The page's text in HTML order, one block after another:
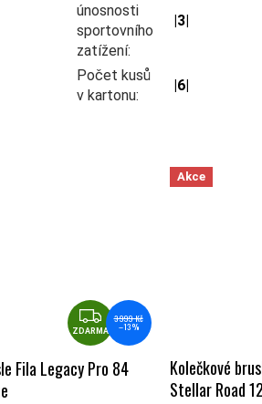
únosnosti
sportovního
zatížení:
|3|
Počet kusů
v kartonu:
|6|
ZDARMA
ZDARMA
3 999 Kč
–13 %
Fila Legacy Pro 84
Akce
Kolečkové
Stellar Road